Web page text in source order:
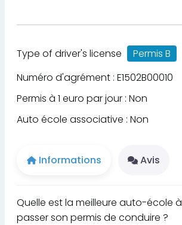
Type of driver's license
Permis B
Numéro d'agrément : E1502B00010
Permis à 1 euro par jour : Non
Auto école associative : Non
Informations Avis
Quelle est la meilleure auto-école à
passer son permis de conduire ?